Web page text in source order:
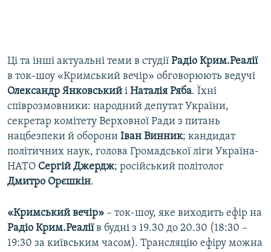
Ці та інші актуальні теми в студії Радіо Крим.Реалії
в ток-шоу «Кримський вечір» обговорюють ведучі
Олександр Янковський і Наталія Ряба. Їхні
співрозмовники: народний депутат України,
секретар комітету Верховної Ради з питань
нацбезпеки й оборони Іван Винник; кандидат
політичних наук, голова Громадської ліги Україна-
НАТО Сергій Джердж; російський політолог
Дмитро Орєшкін.
«Кримський вечір» – ток-шоу, яке виходить ефір на
Радіо Крим.Реаліїв будні з 19.30 до 20.30 (18:30 –
19:30 за київським часом). Трансляцію ефіру можна